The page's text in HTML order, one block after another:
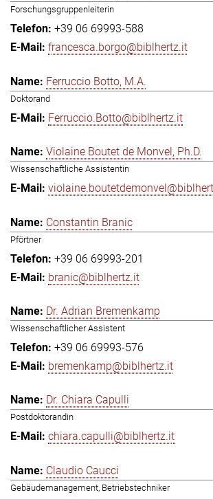
Forschungsgruppenleiterin
+39 06 69993-588
francesca.borgo@biblhertz.it
Ferruccio Botto, M.A.
Doktorand
Ferruccio.Botto@biblhertz.it
Violaine Boutet de Monvel, Ph.D.
Wissenschaftliche Assistentin
Constantin Branic
Pförtner
+39 06 69993-201
branic@biblhertz.it
Dr. Adrian Bremenkamp
Wissenschaftlicher Assistent
+39 06 69993-576
bremenkamp@biblhertz.it
Dr. Chiara Capulli
Postdoktorandin
chiara.capulli@biblhertz.it
Claudio Caucci
Gebäudemanagement, Betriebstechniker